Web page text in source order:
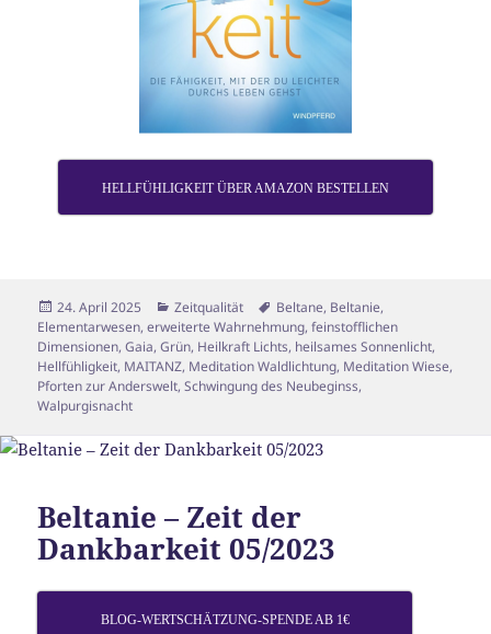
HELLFÜHLIGKEIT ÜBER AMAZON BESTELLEN
Veröffentlicht
am
24. April 2025 Kategorien
Zeitqualität Schlagwörter
Beltane, Beltanie,
Elementarwesen,erweiterte Wahrnehmung,feinstofflichen
Dimensionen,Gaia,Grün, Heilkraft Lichts, heilsames Sonnenlicht,
Hellfühligkeit, MAITANZ, Meditation Waldlichtung, Meditation Wiese,
Pforten zur Anderswelt,Schwingung des Neubeginss,
Walpurgisnacht
Beltanie – Zeit der
Dankbarkeit 05/2023
BLOG-WERTSCHÄTZUNG-SPENDE AB 1€